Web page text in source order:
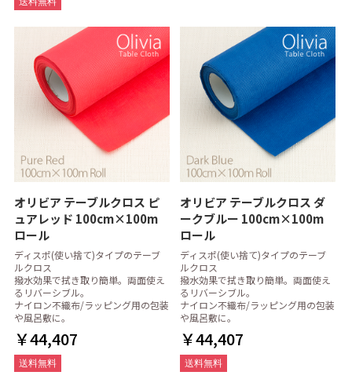
オリビア テーブルクロス ピ
ュアレッド 100cm×100m
ロール
ディスポ(使い捨て)タイプのテーブ
ルクロス
撥水効果で拭き取り簡単。両面使え
るリバーシブル。
ナイロン不織布/ラッピング用の包装
や風呂敷に。
￥44,407
送料無料
オリビア テーブルクロス ダ
ークブルー 100cm×100m
ロール
ディスポ(使い捨て)タイプのテーブ
ルクロス
撥水効果で拭き取り簡単。両面使え
るリバーシブル。
ナイロン不織布/ラッピング用の包装
や風呂敷に。
￥44,407
送料無料